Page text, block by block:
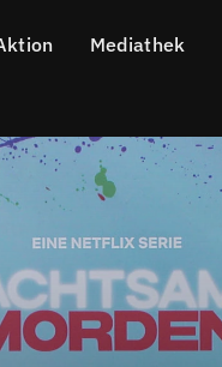
Mediathek